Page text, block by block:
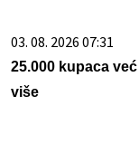
03. 08. 2026 07:31
25.000 kupaca
više